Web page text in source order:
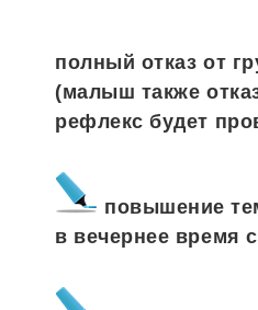
полный отказ от
(малыш также
рефлекс будет
повышение
в вечернее время